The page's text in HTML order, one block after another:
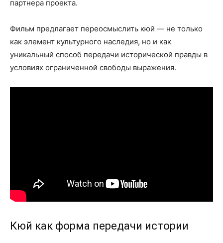
партнера проекта.
Фильм предлагает переосмыслить кюй — не только
как элемент культурного наследия, но и как
уникальный способ передачи исторической правды в
условиях ограниченной свободы выражения.
Кюй как форма передачи истории